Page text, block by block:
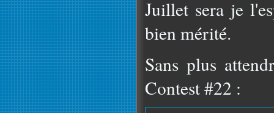
Juillet sera je
bien mérité.
Sans plus
Contest #22 :